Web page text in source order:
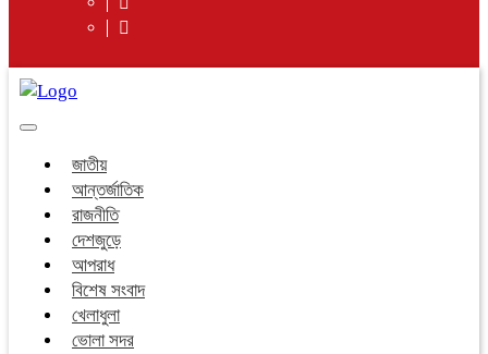
Toggle
জাতীয়
আন্তর্জাতিক
রাজনীতি
দেশজুড়ে
আপরাধ
বিশেষ সংবাদ
খেলাধুলা
ভোলা সদর